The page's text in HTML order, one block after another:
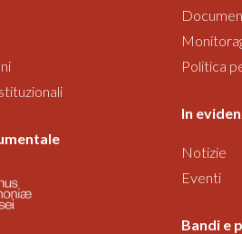
Politica
In
Notizie
Eventi
Bandi e